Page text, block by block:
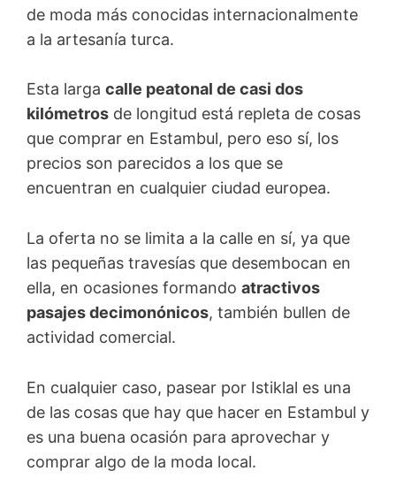
de moda más conocidas internacionalmente
a la artesanía turca.
Esta larga calle peatonal de casi dos
kilómetros de longitud está repleta de cosas
que comprar en Estambul, pero eso sí, los
precios son parecidos a los que se
encuentran en cualquier ciudad europea.
La oferta no se limita a la calle en sí, ya que
las pequeñas travesías que desembocan en
ella, en ocasiones formando atractivos
pasajes decimonónicos, también bullen de
actividad comercial.
En cualquier caso, pasear por Istiklal es una
de las cosas que hay que hacer en Estambul y
es una buena ocasión para aprovechar y
comprar algo de la moda local.